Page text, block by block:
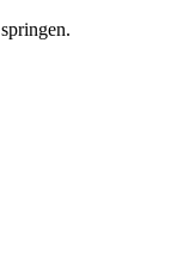
springen.